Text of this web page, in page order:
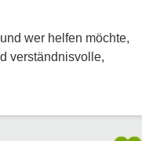
wer helfen möchte,
verständnisvolle,